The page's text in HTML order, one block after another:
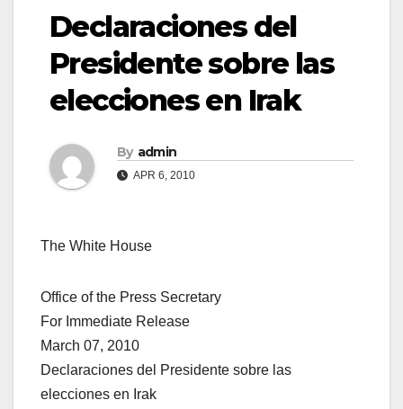
Declaraciones del
Presidente sobre las
elecciones en Irak
By admin
APR 6, 2010
The White House
Office of the Press Secretary
For Immediate Release
March 07, 2010
Declaraciones del Presidente sobre las
elecciones en Irak